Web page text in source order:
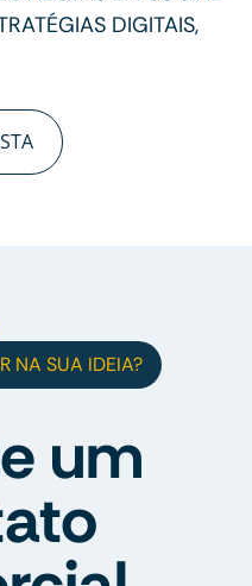
DIGITAIS,
NA SUA IDEIA?
um